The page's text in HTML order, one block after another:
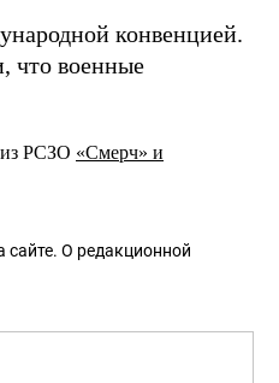
конвенцией.
что военные
из РСЗО «Смерч» и
сайте. О редакционной